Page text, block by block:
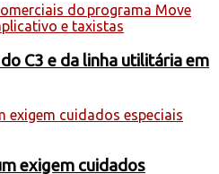
C3 e da linha utilitária em
exigem cuidados